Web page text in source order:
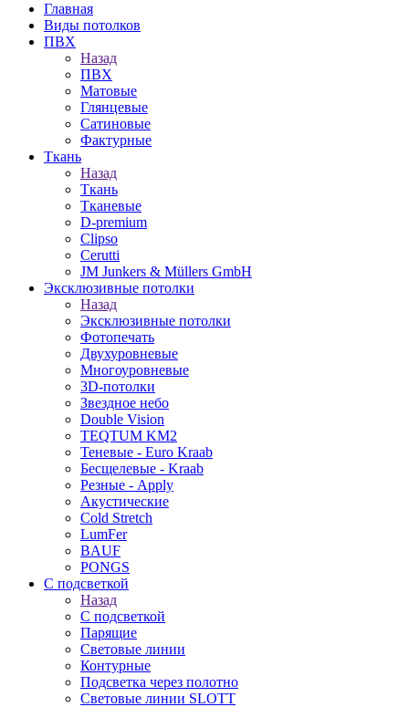
Главная
Виды потолков
ПВХ
Назад
ПВХ
Матовые
Глянцевые
Сатиновые
Фактурные
Ткань
Назад
Ткань
Тканевые
D-premium
Clipso
Cerutti
JM Junkers & Müllers GmbH
Эксклюзивные потолки
Назад
Эксклюзивные потолки
Фотопечать
Двухуровневые
Многоуровневые
3D-потолки
Звездное небо
Double Vision
TEQTUM KM2
Теневые - Euro Kraab
Бесщелевые - Kraab
Резные - Apply
Акустические
Cold Stretch
LumFer
BAUF
PONGS
С подсветкой
Назад
С подсветкой
Парящие
Световые линии
Контурные
Подсветка через полотно
Световые линии SLOTT